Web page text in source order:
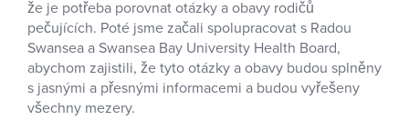
že je potřeba porovnat otázky a obavy rodičů
pečujících. Poté jsme začali spolupracovat s Radou
Swansea a Swansea Bay University Health Board,
abychom zajistili, že tyto otázky a obavy budou splněny
s jasnými a přesnými informacemi a budou vyřešeny
všechny mezery.